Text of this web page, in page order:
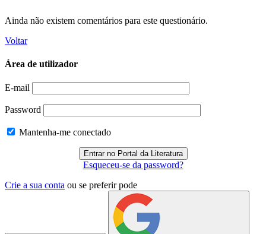
Ainda não existem comentários para este questionário.
Voltar
Área de utilizador
E-mail
Password
Mantenha-me conectado
Esqueceu-se da password?
Crie a sua conta ou se preferir pode